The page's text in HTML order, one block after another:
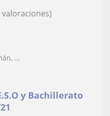
valoraciones)
...
y Bachillerato